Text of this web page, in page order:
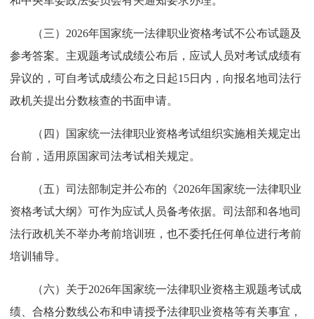
（三）2026年国家统一法律职业资格考试不公布试题及
参考答案。主观题考试成绩公布后，应试人员对考试成绩有
异议的，可自考试成绩公布之日起15日内，向报名地司法行
政机关提出分数核查的书面申请。
（四）国家统一法律职业资格考试组织实施相关规定出
台前，适用原国家司法考试相关规定。
（五）司法部制定并公布的《2026年国家统一法律职业
资格考试大纲》可作为应试人员备考依据。司法部和各地司
法行政机关不举办考前培训班，也不委托任何单位进行考前
培训辅导。
（六）关于2026年国家统一法律职业资格主观题考试成
绩、合格分数线公布和申请授予法律职业资格等有关事宜，